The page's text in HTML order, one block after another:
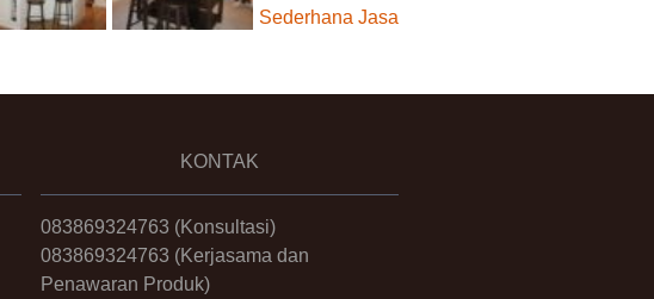
KONTAK
083869324763 (Konsultasi)
083869324763 (Kerjasama dan
Penawaran Produk)